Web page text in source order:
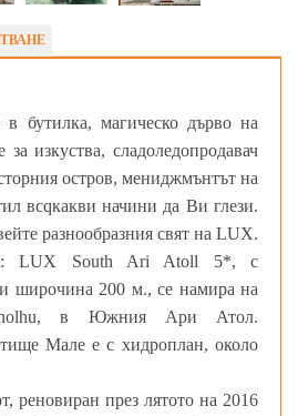
бутилка, магическо дърво на
за изкуства, сладоледопрoдавач
остров, мениджмънтът на
всqкакви начини да Ви глези.
разнообразния свят на LUX.
: LUX South Ari Atoll 5*, с
широчина 200 м., се намира на
в Южния Ари Атол.
Мале е с хидроплан, около
реновиран през лятото на 2016